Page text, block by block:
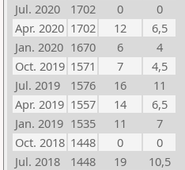
Jul. 2020
1702 0
0
Apr. 2020 1702 12
6,5
Jan. 2020 1670 6
4
Oct. 2019 1571 7
4,5
Jul. 2019
1576 16
11
Apr. 2019 1557 14
6,5
Jan. 2019 1535 11
7
Oct. 2018 1448 0
0
Jul. 2018
1448 19
10,5